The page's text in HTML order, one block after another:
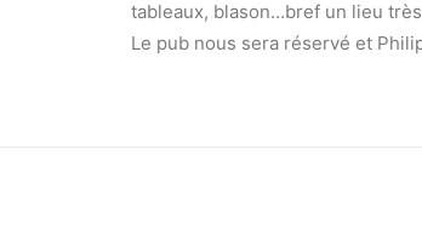
tableaux, blason…bref un lieu
Le pub nous sera réservé et